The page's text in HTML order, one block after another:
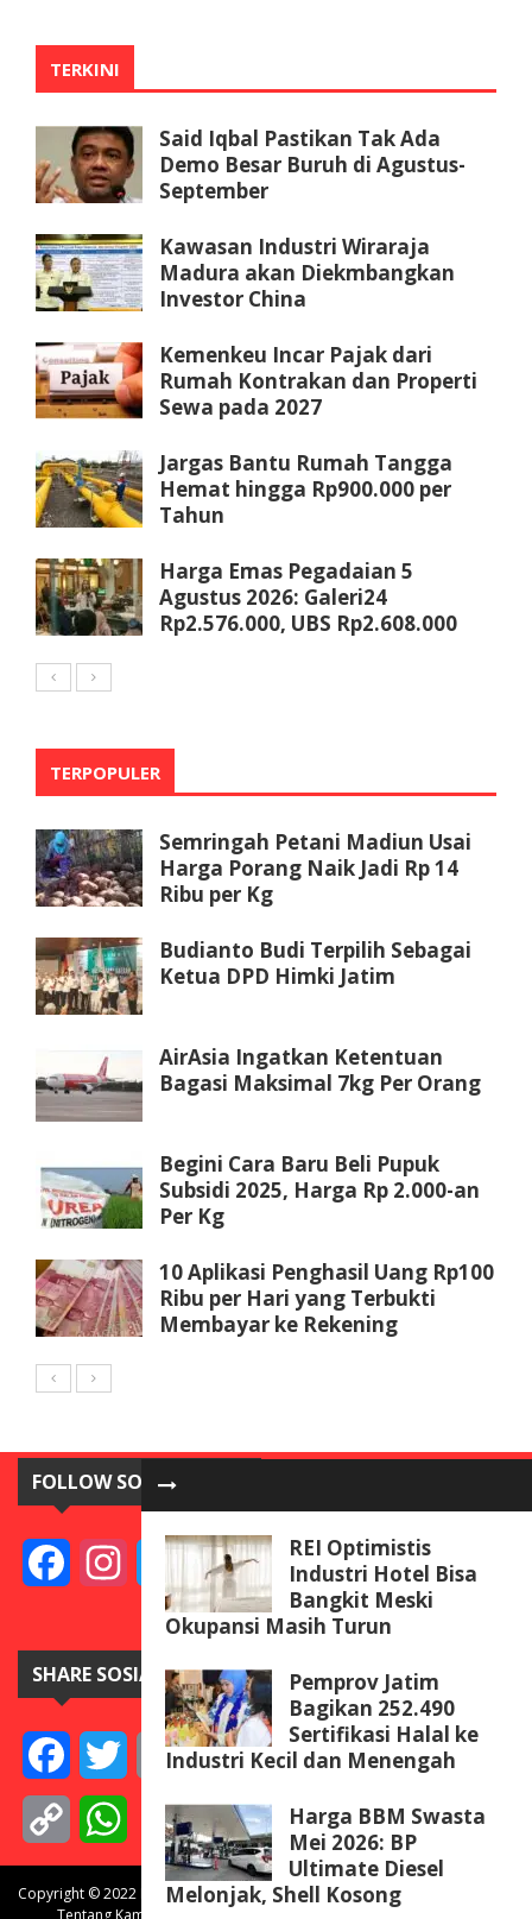
REI Optimistis
Industri Hotel Bisa
Bangkit Meski
Okupansi Masih Turun
Pemprov Jatim
Bagikan 252.490
Sertifikasi Halal ke
Industri Kecil dan Menengah
Harga BBM Swasta
Mei 2026: BP
Ultimate Diesel
Melonjak, Shell Kosong
TERKINI
Said Iqbal Pastikan Tak Ada
Demo Besar Buruh di Agustus-
September
Kawasan Industri Wiraraja
Madura akan Diekmbangkan
Investor China
Kemenkeu Incar Pajak dari
Rumah Kontrakan dan Properti
Sewa pada 2027
Jargas Bantu Rumah Tangga
Hemat hingga Rp900.000 per
Tahun
Harga Emas Pegadaian 5
Agustus 2026: Galeri24
Rp2.576.000, UBS Rp2.608.000
TERPOPULER
Semringah Petani Madiun Usai
Harga Porang Naik Jadi Rp 14
Ribu per Kg
Budianto Budi Terpilih Sebagai
Ketua DPD Himki Jatim
AirAsia Ingatkan Ketentuan
Bagasi Maksimal 7kg Per Orang
Begini Cara Baru Beli Pupuk
Subsidi 2025, Harga Rp 2.000-an
Per Kg
10 Aplikasi Penghasil Uang Rp100
Ribu per Hari yang Terbukti
Membayar ke Rekening
FOLLOW SOSIAL MEDIA
Facebook TwitterYouTube
SHARE SOSIAL MEDIA
FacebookTwitterEmail TelegramLine Messenger
Gmail
Copy
Link
WhatsApp
Copyright © 2022 BISNISdanINVEST.com. All rights reserved.